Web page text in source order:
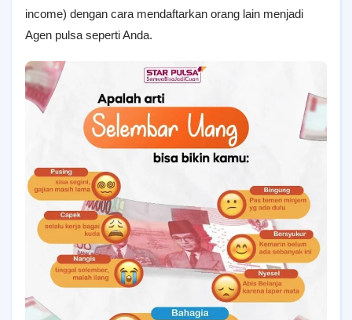
income) dengan cara mendaftarkan orang lain menjadi
Agen pulsa seperti Anda.